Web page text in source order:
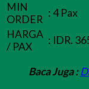
MIN
ORDER
: 4 Pax
HARGA
/ PAX
: IDR.
Baca Juga :